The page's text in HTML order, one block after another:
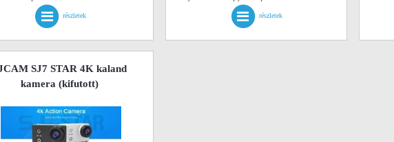
részletek részletek
SJ7 STAR 4K kaland
kamera (kifutott)